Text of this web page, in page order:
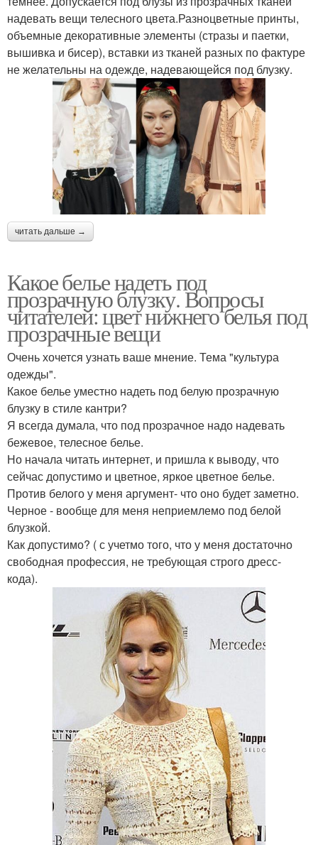
надевать вещи телесного цвета.Разноцветные принты,
объемные декоративные элементы (стразы и паетки,
вышивка и бисер), вставки из тканей разных по фактуре
не желательны на одежде, надевающейся под блузку.
читать дальше →
Какое белье надеть под
прозрачную блузку. Вопросы
читателей: цвет нижнего белья под
прозрачные вещи
Очень хочется узнать ваше мнение. Тема "культура
одежды".
Какое белье уместно надеть под белую прозрачную
блузку в стиле кантри?
Я всегда думала, что под прозрачное надо надевать
бежевое, телесное белье.
Но начала читать интернет, и пришла к выводу, что
сейчас допустимо и цветное, яркое цветное белье.
Против белого у меня аргумент- что оно будет заметно.
Черное - вообще для меня неприемлемо под белой
блузкой.
Как допустимо? ( с учетмо того, что у меня достаточно
свободная профессия, не требующая строго дресс-
кода).